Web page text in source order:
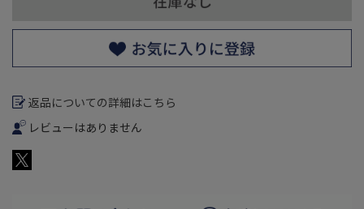
返品についての詳細はこちら
レビューはありません